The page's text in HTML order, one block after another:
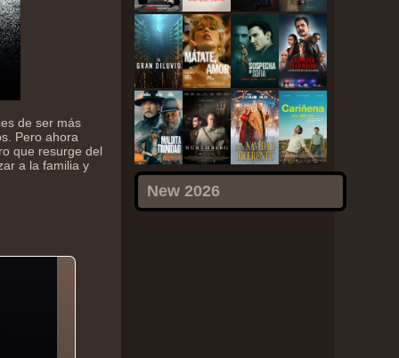
New 2026
de ser más
Pero ahora
que resurge del
a la familia y